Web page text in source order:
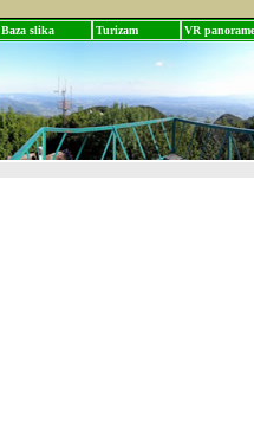
Baza slika Turizam VR panorame